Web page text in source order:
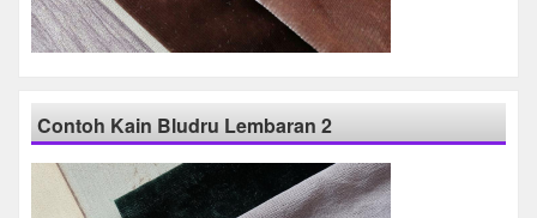
Contoh Kain Bludru Lembaran 2